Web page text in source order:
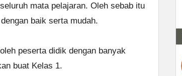
mata pelajaran. Oleh sebab itu
baik serta mudah.
peserta didik dengan banyak
buat Kelas 1.